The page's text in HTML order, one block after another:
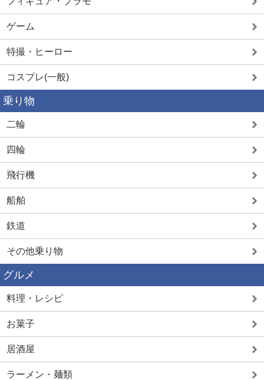
ゲーム
特撮・ヒーロー
コスプレ(一般)
乗り物
二輪
四輪
飛行機
船舶
鉄道
その他乗り物
グルメ
料理・レシピ
お菓子
居酒屋
ラーメン・麺類